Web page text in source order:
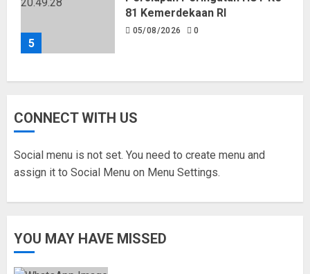
5
81 Kemerdekaan RI
05/08/2026 0
CONNECT WITH US
Social menu is not set. You need to create menu and
assign it to Social Menu on Menu Settings.
YOU MAY HAVE MISSED